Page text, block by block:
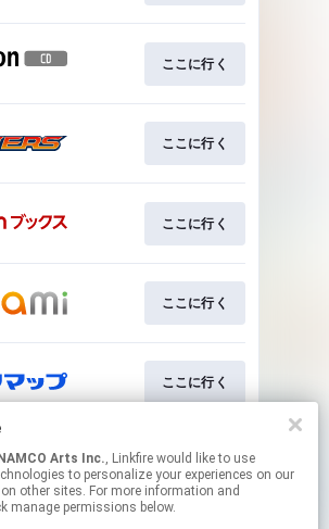
Arts Inc., Linkfire would like to use
to personalize your experiences on our
other sites. For more information and
manage permissions below.
ここに行く
ここに行く
ここに行く
ここに行く
ここに行く
ここに行く